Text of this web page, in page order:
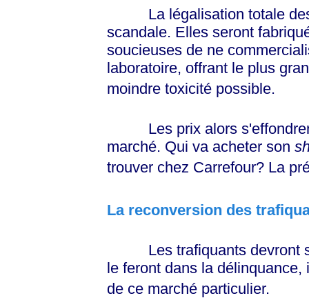
La légalisation totale des
scandale. Elles seront
soucieuses de ne
laboratoire, offrant le plus
moindre toxicité possible.
Les prix alors
marché. Qui va acheter son
trouver chez Carrefour? La
La reconversion des
Les trafiquants devront se
le feront dans la
de ce marché particulier.